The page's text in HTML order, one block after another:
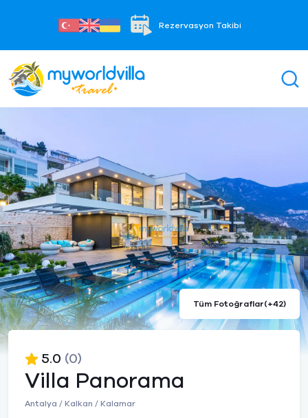
Rezervasyon Takibi
Tüm Fotoğraflar(+42)
Villa Panorama
Antalya / Kalkan / Kalamar
5.0 (0)